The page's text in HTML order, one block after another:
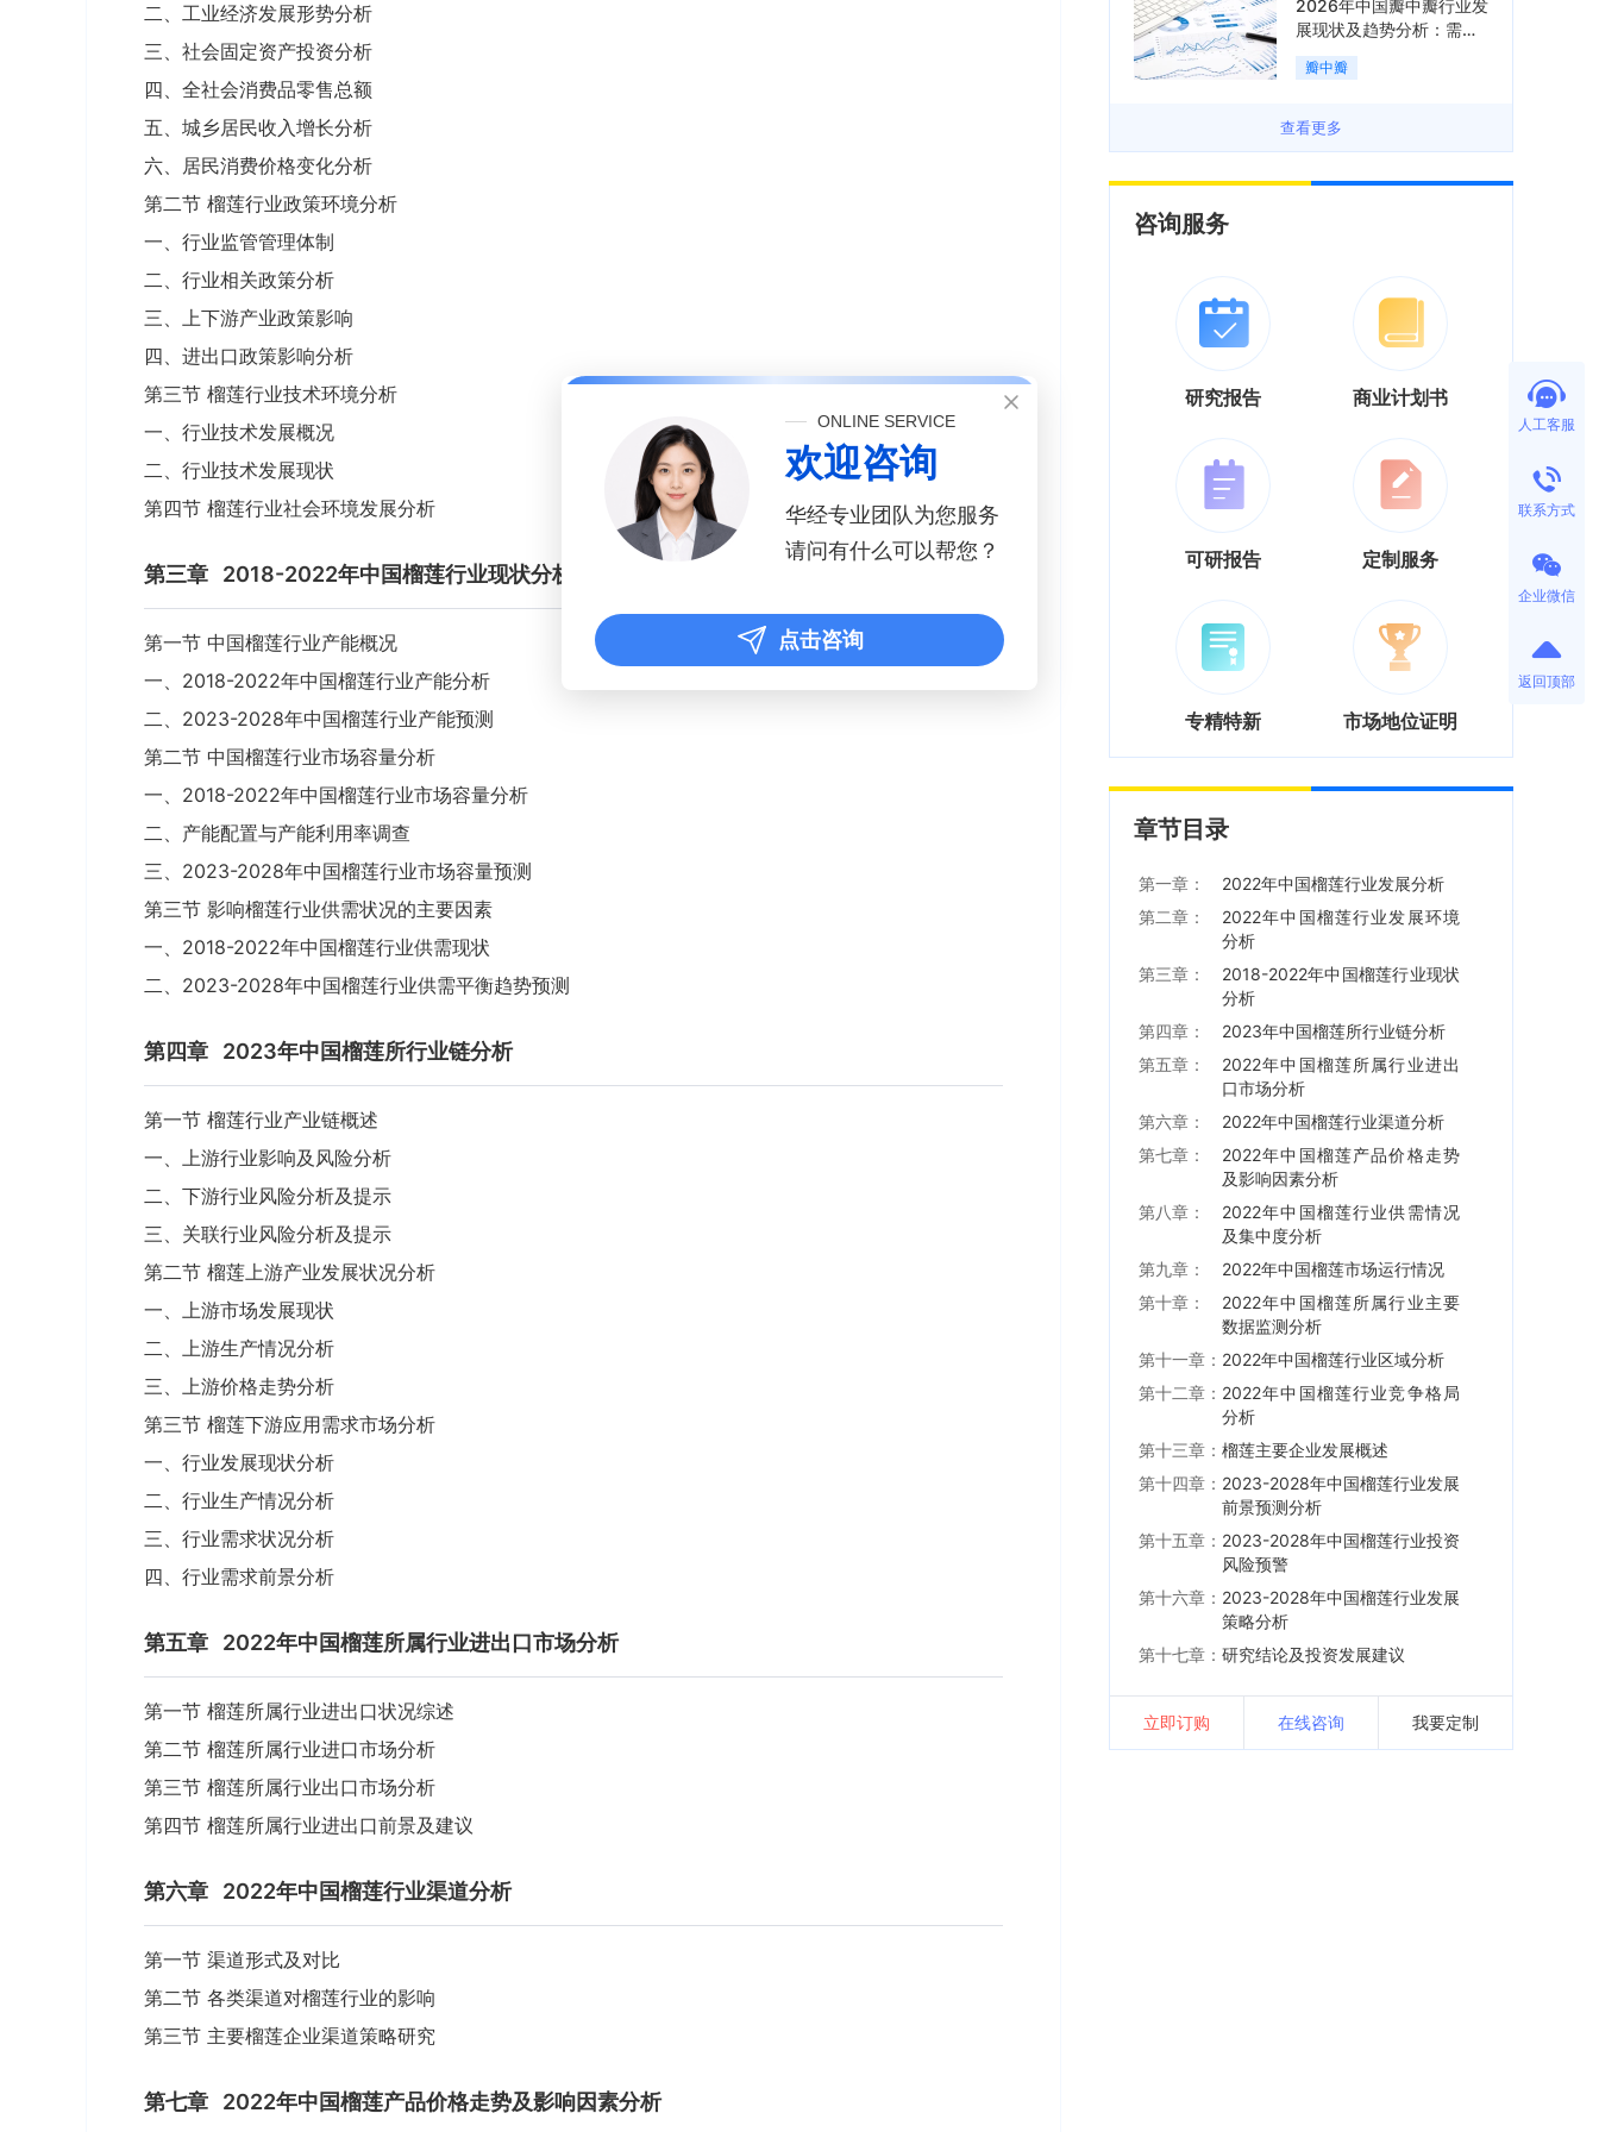
二、工业经济发展形势分析
三、社会固定资产投资分析
四、全社会消费品零售总额
五、城乡居民收入增长分析
六、居民消费价格变化分析
第二节 榴莲行业政策环境分析
一、行业监管管理体制
二、行业相关政策分析
三、上下游产业政策影响
四、进出口政策影响分析
第三节 榴莲行业技术环境分析
一、行业技术发展概况
二、行业技术发展现状
第四节 榴莲行业社会环境发展分析
第三章 2018-2022年中国榴莲行业现状分析
第一节 中国榴莲行业产能概况
一、2018-2022年中国榴莲行业产能分析
二、2023-2028年中国榴莲行业产能预测
第二节 中国榴莲行业市场容量分析
一、2018-2022年中国榴莲行业市场容量分析
二、产能配置与产能利用率调查
三、2023-2028年中国榴莲行业市场容量预测
第三节 影响榴莲行业供需状况的主要因素
一、2018-2022年中国榴莲行业供需现状
二、2023-2028年中国榴莲行业供需平衡趋势预测
第四章 2023年中国榴莲所行业链分析
第一节 榴莲行业产业链概述
一、上游行业影响及风险分析
二、下游行业风险分析及提示
三、关联行业风险分析及提示
第二节 榴莲上游产业发展状况分析
一、上游市场发展现状
二、上游生产情况分析
三、上游价格走势分析
第三节 榴莲下游应用需求市场分析
一、行业发展现状分析
二、行业生产情况分析
三、行业需求状况分析
四、行业需求前景分析
第五章 2022年中国榴莲所属行业进出口市场分析
第一节 榴莲所属行业进出口状况综述
第二节 榴莲所属行业进口市场分析
第三节 榴莲所属行业出口市场分析
第四节 榴莲所属行业进出口前景及建议
第六章 2022年中国榴莲行业渠道分析
第一节 渠道形式及对比
第二节 各类渠道对榴莲行业的影响
第三节 主要榴莲企业渠道策略研究
第七章 2022年中国榴莲产品价格走势及影响因素分析
2026年中国瓣中瓣行业发
展现状及趋势分析：需求
可持续释放，市场发展前
景良好「图」
瓣中瓣
查看更多
咨询服务
研究报告 商业计划书
可研报告 定制服务
专精特新 市场地位证明
章节目录
第一章：
2022年中国榴莲行业发展分析
第二章：
2022年中国榴莲行业发展环境
分析
第三章：
2018-2022年中国榴莲行业现状
分析
第四章：
2023年中国榴莲所行业链分析
第五章：
2022年中国榴莲所属行业进出
口市场分析
第六章：
2022年中国榴莲行业渠道分析
第七章：
2022年中国榴莲产品价格走势
及影响因素分析
第八章：
2022年中国榴莲行业供需情况
及集中度分析
第九章：
2022年中国榴莲市场运行情况
第十章：
2022年中国榴莲所属行业主要
数据监测分析
第十一章： 2022年中国榴莲行业区域分析
第十二章： 2022年中国榴莲行业竞争格局
分析
第十三章： 榴莲主要企业发展概述
第十四章： 2023-2028年中国榴莲行业发展
前景预测分析
第十五章： 2023-2028年中国榴莲行业投资
风险预警
第十六章： 2023-2028年中国榴莲行业发展
策略分析
第十七章： 研究结论及投资发展建议
立即订购 在线咨询 我要定制
人工客服
联系方式
企业微信
返回顶部
ONLINE SERVICE
欢迎咨询
华经专业团队为您服务
请问有什么可以帮您？
点击咨询